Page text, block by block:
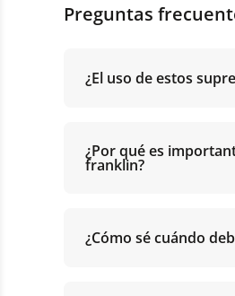
Preguntas
¿El uso de estos
¿Por qué es
franklin?
¿Cómo sé cuándo